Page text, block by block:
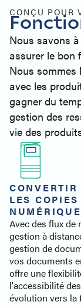
Produits
Contact
CONÇU POUR
Nous savons
assurer le bon
Nous sommes
avec les
gagner du
gestion des
vie des
LES
Avec des flux de
gestion à
gestion de
vos documents
offre une
l'accessibilité
évolution vers